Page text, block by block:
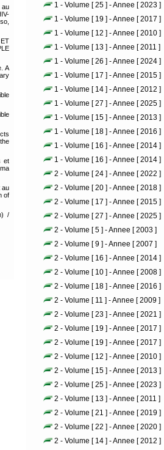
au
A
et
au
of
/
1 - Volume [ 25 ] - Annee [ 2023 ]
1 - Volume [ 19 ] - Annee [ 2017 ]
1 - Volume [ 12 ] - Annee [ 2010 ]
1 - Volume [ 13 ] - Annee [ 2011 ]
1 - Volume [ 26 ] - Annee [ 2024 ]
1 - Volume [ 17 ] - Annee [ 2015 ]
1 - Volume [ 14 ] - Annee [ 2012 ]
1 - Volume [ 27 ] - Annee [ 2025 ]
1 - Volume [ 15 ] - Annee [ 2013 ]
1 - Volume [ 18 ] - Annee [ 2016 ]
1 - Volume [ 16 ] - Annee [ 2014 ]
1 - Volume [ 16 ] - Annee [ 2014 ]
2 - Volume [ 24 ] - Annee [ 2022 ]
2 - Volume [ 20 ] - Annee [ 2018 ]
2 - Volume [ 17 ] - Annee [ 2015 ]
2 - Volume [ 27 ] - Annee [ 2025 ]
2 - Volume [ 5 ] - Annee [ 2003 ]
2 - Volume [ 9 ] - Annee [ 2007 ]
2 - Volume [ 16 ] - Annee [ 2014 ]
2 - Volume [ 10 ] - Annee [ 2008 ]
2 - Volume [ 18 ] - Annee [ 2016 ]
2 - Volume [ 11 ] - Annee [ 2009 ]
2 - Volume [ 23 ] - Annee [ 2021 ]
2 - Volume [ 19 ] - Annee [ 2017 ]
2 - Volume [ 19 ] - Annee [ 2017 ]
2 - Volume [ 12 ] - Annee [ 2010 ]
2 - Volume [ 15 ] - Annee [ 2013 ]
2 - Volume [ 25 ] - Annee [ 2023 ]
2 - Volume [ 13 ] - Annee [ 2011 ]
2 - Volume [ 21 ] - Annee [ 2019 ]
2 - Volume [ 22 ] - Annee [ 2020 ]
2 - Volume [ 14 ] - Annee [ 2012 ]